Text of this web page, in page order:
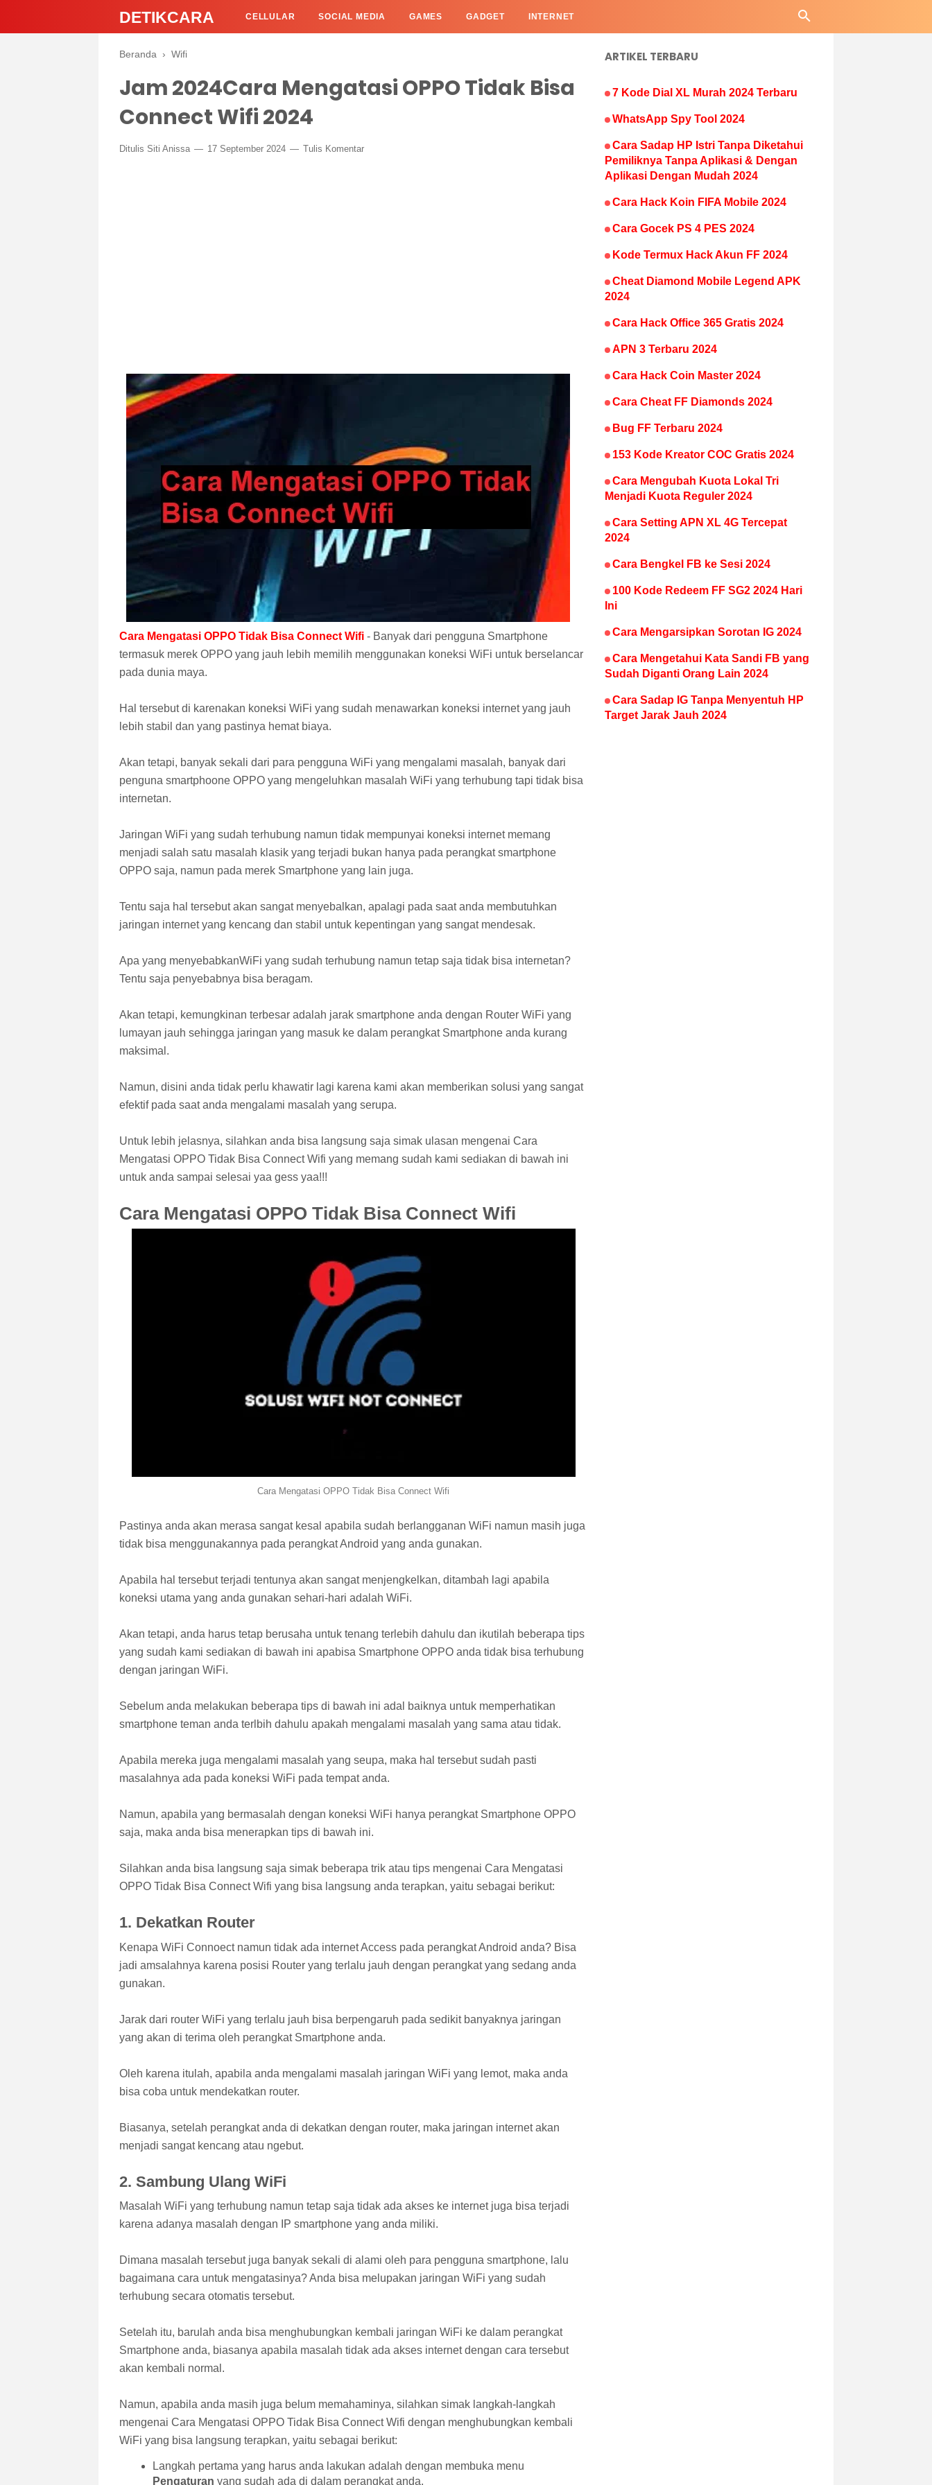
DETIKCARA CELLULAR SOCIAL MEDIA GAMES GADGET INTERNET
Beranda › Wifi
Jam 2024Cara Mengatasi OPPO Tidak Bisa
Connect Wifi 2024
Ditulis Siti Anissa 17 September 2024 Tulis Komentar
Cara Mengatasi OPPO Tidak Bisa Connect Wifi - Banyak dari pengguna Smartphone
termasuk merek OPPO yang jauh lebih memilih menggunakan koneksi WiFi untuk berselancar
pada dunia maya.
Hal tersebut di karenakan koneksi WiFi yang sudah menawarkan koneksi internet yang jauh
lebih stabil dan yang pastinya hemat biaya.
Akan tetapi, banyak sekali dari para pengguna WiFi yang mengalami masalah, banyak dari
penguna smartphoone OPPO yang mengeluhkan masalah WiFi yang terhubung tapi tidak bisa
internetan.
Jaringan WiFi yang sudah terhubung namun tidak mempunyai koneksi internet memang
menjadi salah satu masalah klasik yang terjadi bukan hanya pada perangkat smartphone
OPPO saja, namun pada merek Smartphone yang lain juga.
Tentu saja hal tersebut akan sangat menyebalkan, apalagi pada saat anda membutuhkan
jaringan internet yang kencang dan stabil untuk kepentingan yang sangat mendesak.
Apa yang menyebabkanWiFi yang sudah terhubung namun tetap saja tidak bisa internetan?
Tentu saja penyebabnya bisa beragam.
Akan tetapi, kemungkinan terbesar adalah jarak smartphone anda dengan Router WiFi yang
lumayan jauh sehingga jaringan yang masuk ke dalam perangkat Smartphone anda kurang
maksimal.
Namun, disini anda tidak perlu khawatir lagi karena kami akan memberikan solusi yang sangat
efektif pada saat anda mengalami masalah yang serupa.
Untuk lebih jelasnya, silahkan anda bisa langsung saja simak ulasan mengenai Cara
Mengatasi OPPO Tidak Bisa Connect Wifi yang memang sudah kami sediakan di bawah ini
untuk anda sampai selesai yaa gess yaa!!!
Cara Mengatasi OPPO Tidak Bisa Connect Wifi
Cara Mengatasi OPPO Tidak Bisa Connect Wifi
Pastinya anda akan merasa sangat kesal apabila sudah berlangganan WiFi namun masih juga
tidak bisa menggunakannya pada perangkat Android yang anda gunakan.
Apabila hal tersebut terjadi tentunya akan sangat menjengkelkan, ditambah lagi apabila
koneksi utama yang anda gunakan sehari-hari adalah WiFi.
Akan tetapi, anda harus tetap berusaha untuk tenang terlebih dahulu dan ikutilah beberapa tips
yang sudah kami sediakan di bawah ini apabisa Smartphone OPPO anda tidak bisa terhubung
dengan jaringan WiFi.
Sebelum anda melakukan beberapa tips di bawah ini adal baiknya untuk memperhatikan
smartphone teman anda terlbih dahulu apakah mengalami masalah yang sama atau tidak.
Apabila mereka juga mengalami masalah yang seupa, maka hal tersebut sudah pasti
masalahnya ada pada koneksi WiFi pada tempat anda.
Namun, apabila yang bermasalah dengan koneksi WiFi hanya perangkat Smartphone OPPO
saja, maka anda bisa menerapkan tips di bawah ini.
Silahkan anda bisa langsung saja simak beberapa trik atau tips mengenai Cara Mengatasi
OPPO Tidak Bisa Connect Wifi yang bisa langsung anda terapkan, yaitu sebagai berikut:
1. Dekatkan Router
Kenapa WiFi Connoect namun tidak ada internet Access pada perangkat Android anda? Bisa
jadi amsalahnya karena posisi Router yang terlalu jauh dengan perangkat yang sedang anda
gunakan.
Jarak dari router WiFi yang terlalu jauh bisa berpengaruh pada sedikit banyaknya jaringan
yang akan di terima oleh perangkat Smartphone anda.
Oleh karena itulah, apabila anda mengalami masalah jaringan WiFi yang lemot, maka anda
bisa coba untuk mendekatkan router.
Biasanya, setelah perangkat anda di dekatkan dengan router, maka jaringan internet akan
menjadi sangat kencang atau ngebut.
2. Sambung Ulang WiFi
Masalah WiFi yang terhubung namun tetap saja tidak ada akses ke internet juga bisa terjadi
karena adanya masalah dengan IP smartphone yang anda miliki.
Dimana masalah tersebut juga banyak sekali di alami oleh para pengguna smartphone, lalu
bagaimana cara untuk mengatasinya? Anda bisa melupakan jaringan WiFi yang sudah
terhubung secara otomatis tersebut.
Setelah itu, barulah anda bisa menghubungkan kembali jaringan WiFi ke dalam perangkat
Smartphone anda, biasanya apabila masalah tidak ada akses internet dengan cara tersebut
akan kembali normal.
Namun, apabila anda masih juga belum memahaminya, silahkan simak langkah-langkah
mengenai Cara Mengatasi OPPO Tidak Bisa Connect Wifi dengan menghubungkan kembali
WiFi yang bisa langsung terapkan, yaitu sebagai berikut:
Langkah pertama yang harus anda lakukan adalah dengan membuka menu
Pengaturan yang sudah ada di dalam perangkat anda.
ARTIKEL TERBARU
7 Kode Dial XL Murah 2024 Terbaru
WhatsApp Spy Tool 2024
Cara Sadap HP Istri Tanpa Diketahui
Pemiliknya Tanpa Aplikasi & Dengan
Aplikasi Dengan Mudah 2024
Cara Hack Koin FIFA Mobile 2024
Cara Gocek PS 4 PES 2024
Kode Termux Hack Akun FF 2024
Cheat Diamond Mobile Legend APK
2024
Cara Hack Office 365 Gratis 2024
APN 3 Terbaru 2024
Cara Hack Coin Master 2024
Cara Cheat FF Diamonds 2024
Bug FF Terbaru 2024
153 Kode Kreator COC Gratis 2024
Cara Mengubah Kuota Lokal Tri
Menjadi Kuota Reguler 2024
Cara Setting APN XL 4G Tercepat
2024
Cara Bengkel FB ke Sesi 2024
100 Kode Redeem FF SG2 2024 Hari
Ini
Cara Mengarsipkan Sorotan IG 2024
Cara Mengetahui Kata Sandi FB yang
Sudah Diganti Orang Lain 2024
Cara Sadap IG Tanpa Menyentuh HP
Target Jarak Jauh 2024